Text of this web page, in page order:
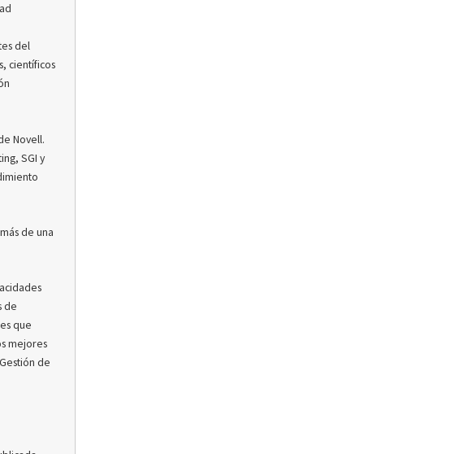
del
científicos
Novell.
SGI y
de una
de
que
mejores
de